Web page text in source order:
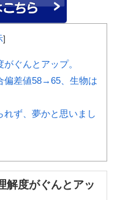
]
ぐんとアップ。
偏差値58→65、生物は
れず、夢かと思いまし
解度がぐんとアッ